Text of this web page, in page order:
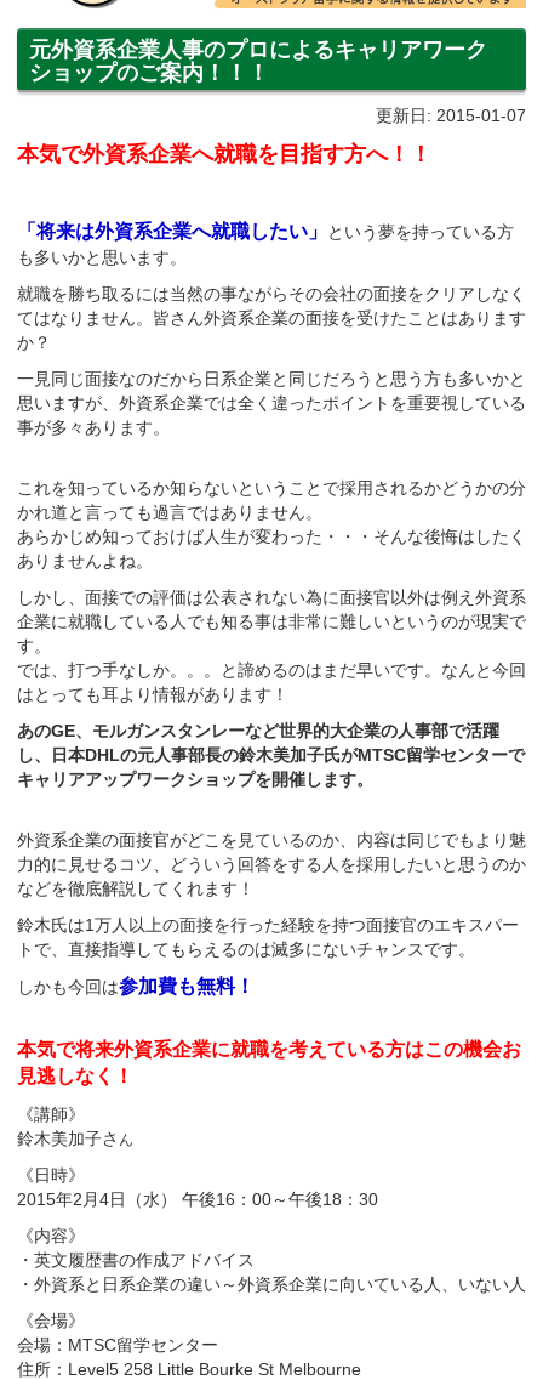
元外資系企業人事のプロによるキャリアワーク
ショップのご案内！！！
更新日: 2015-01-07
本気で外資系企業へ就職を目指す方へ！！
「将来は外資系企業へ就職したい」
という夢を持っている方
も多いかと思います。
就職を勝ち取るには当然の事ながらその会社の面接をクリアしなく
てはなりません。皆さん外資系企業の面接を受けたことはあります
か？
一見同じ面接なのだから日系企業と同じだろうと思う方も多いかと
思いますが、外資系企業では全く違ったポイントを重要視している
事が多々あります。
これを知っているか知らないということで採用されるかどうかの分
かれ道と言っても過言ではありません。
あらかじめ知っておけば人生が変わった・・・そんな後悔はしたく
ありませんよね。
しかし、面接での評価は公表されない為に面接官以外は例え外資系
企業に就職している人でも知る事は非常に難しいというのが現実で
す。
では、打つ手なしか。。。と諦めるのはまだ早いです。なんと今回
はとっても耳より情報があります！
あのGE、モルガンスタンレーなど世界的大企業の人事部で活躍
し、日本DHLの元人事部長の鈴木美加子氏がMTSC留学センターで
キャリアアップワークショップを開催します。
外資系企業の面接官がどこを見ているのか、内容は同じでもより魅
力的に見せるコツ、どういう回答をする人を採用したいと思うのか
などを徹底解説してくれます！
鈴木氏は1万人以上の面接を行った経験を持つ面接官のエキスパー
トで、直接指導してもらえるのは滅多にないチャンスです。
しかも今回は参加費も無料！
本気で将来外資系企業に就職を考えている方はこの機会お
見逃しなく！
《講師》
鈴木美加子さ ん
《日時》
2015年2月4日（水） 午後16：00～午後18：30
《内容》
・英文履歴書の作成アドバイス
・外資系と日系企業の違い～外資系企業に向いている人、いない人
《会場》
会場：MTSC留学センター
住所：Level5 258 Little Bourke St Melbourne